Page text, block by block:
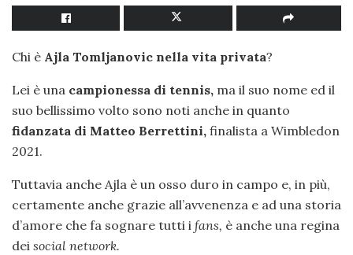
Chi è Ajla Tomljanovic nella vita privata?
Lei è una campionessa di tennis, ma il suo nome ed il
suo bellissimo volto sono noti anche in quanto
fidanzata di Matteo Berrettini, finalista a Wimbledon
2021.
Tuttavia anche Ajla è un osso duro in campo e, in più,
certamente anche grazie all’avvenenza e ad una storia
d’amore che fa sognare tutti i fans, è anche una regina
dei social network.